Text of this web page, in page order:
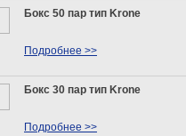
Бокс 50 пар тип Krone
Подробнее >>
Бокс 30 пар тип Krone
Подробнее >>